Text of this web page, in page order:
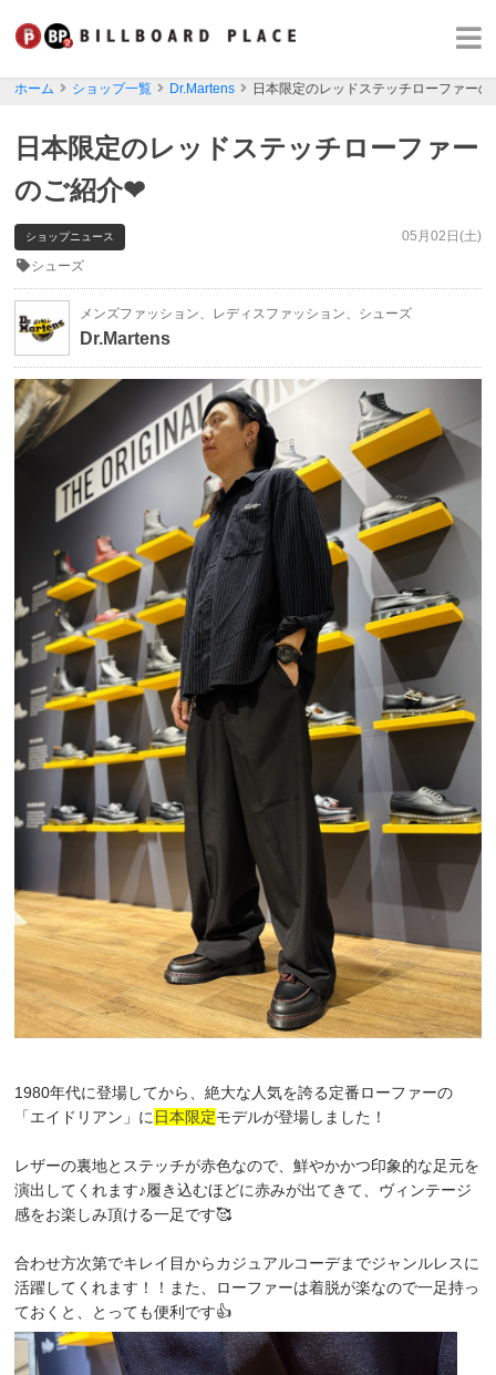
ホーム ショップ一覧 Dr.Martens 日本限定のレッドステッチローファー
日本限定のレッドステッチローファー
のご紹介❤
05月02日(土)
ショップニュース
シューズ
メンズファッション、レディスファッション、シューズ
Dr.Martens
1980年代に登場してから、絶大な人気を誇る定番ローファーの
「エイドリアン」に 日本限定モデルが登場しました！
レザーの裏地とステッチが赤色なので、鮮やかかつ印象的な足元を
演出してくれます♪履き込むほどに赤みが出てきて、ヴィンテージ
感をお楽しみ頂ける一足です🥰
合わせ方次第でキレイ目からカジュアルコーデまでジャンルレスに
活躍してくれます！！また、ローファーは着脱が楽なので一足持っ
ておくと、とっても便利です👍